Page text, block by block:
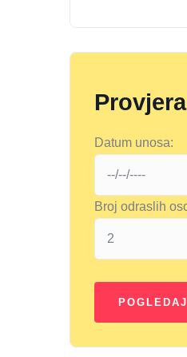
Datum unosa:
Broj odraslih